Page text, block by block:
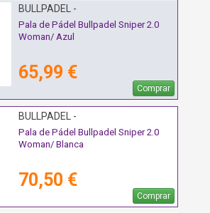
BULLPADEL -
Pala de Pádel Bullpadel Sniper 2.0
Woman/ Azul
65,99 €
Comprar
BULLPADEL -
Pala de Pádel Bullpadel Sniper 2.0
Woman/ Blanca
70,50 €
Comprar